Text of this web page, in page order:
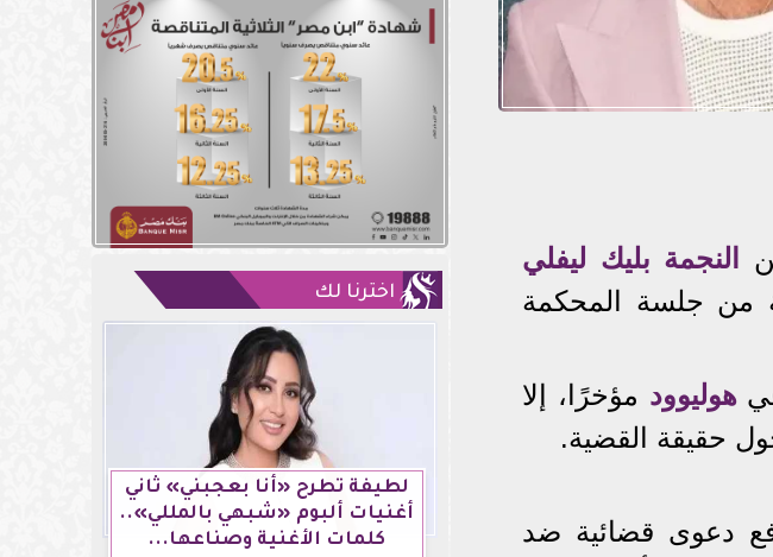
النجمة بليك ليفلي
من جلسة المحكمة
هوليوود مؤخرًا، إلا
حقيقة القضية.
ليفلي برفع دعوى قضائية ضد
اخترنا لك
لطيفة تطرح «أنا بعجبني» ثاني
أغنيات ألبوم «شبهي بالمللي»..
كلمات الأغنية وصناعها...